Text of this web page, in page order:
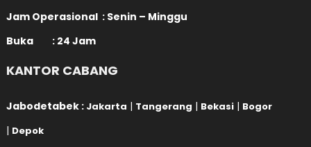
Jam Operasional : Senin – Minggu
Buka : 24 Jam
KANTOR CABANG
Jabodetabek : Jakarta | Tangerang | Bekasi | Bogor
| Depok